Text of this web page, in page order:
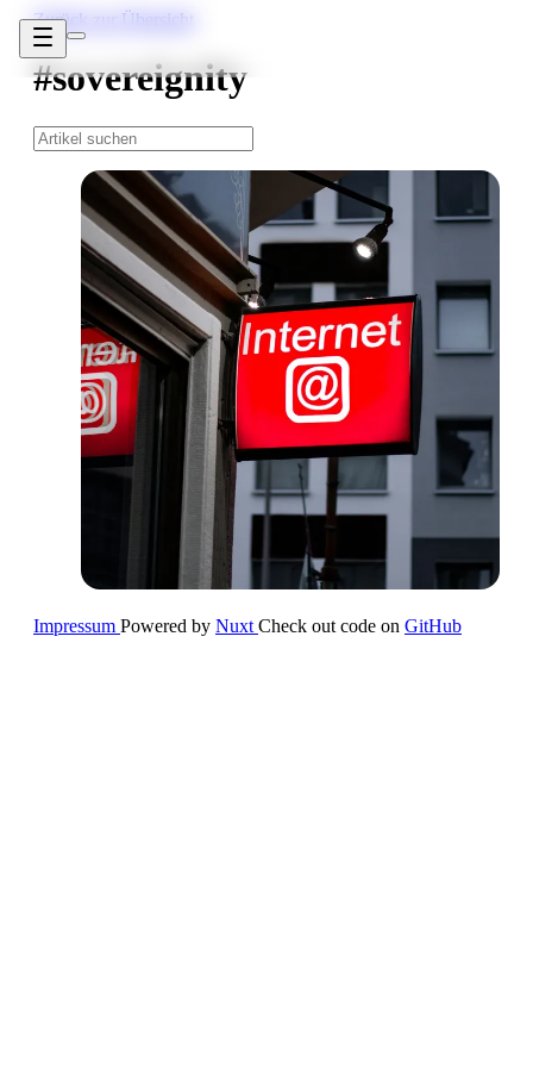
Zurück zur Übersicht
#sovereignity
Impressum Powered by Nuxt Check out code on GitHub